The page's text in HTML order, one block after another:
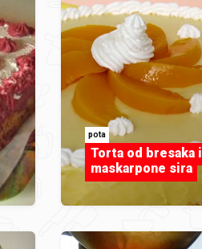
pota
Torta od bresaka i
maskarpone sira